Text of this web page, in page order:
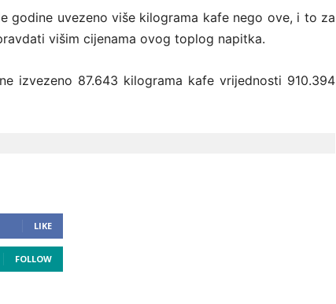
godine uvezeno više kilograma kafe nego ove, i to za
višim cijenama ovog toplog napitka.
izvezeno 87.643 kilograma kafe vrijednosti 910.394
LIKE
FOLLOW